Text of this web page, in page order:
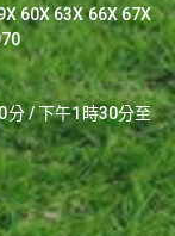
60X 63X 66X 67X
分 / 下午1時30分至